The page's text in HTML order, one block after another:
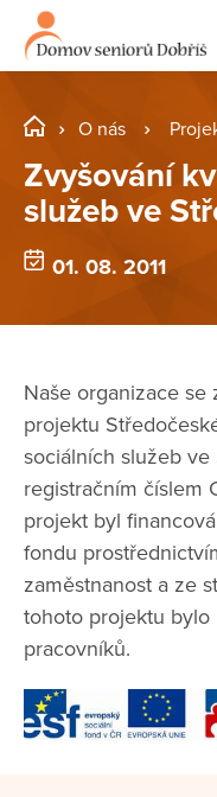
O nás
Zvyšování
služeb ve
01. 08. 2011
Naše organizace se
projektu
sociálních služeb ve
registračním číslem
projekt byl
fondu
zaměstnanost a ze
tohoto projektu bylo
pracovníků.